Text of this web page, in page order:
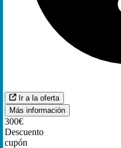
Ir a la oferta
Más información
300€
Descuento
cupón